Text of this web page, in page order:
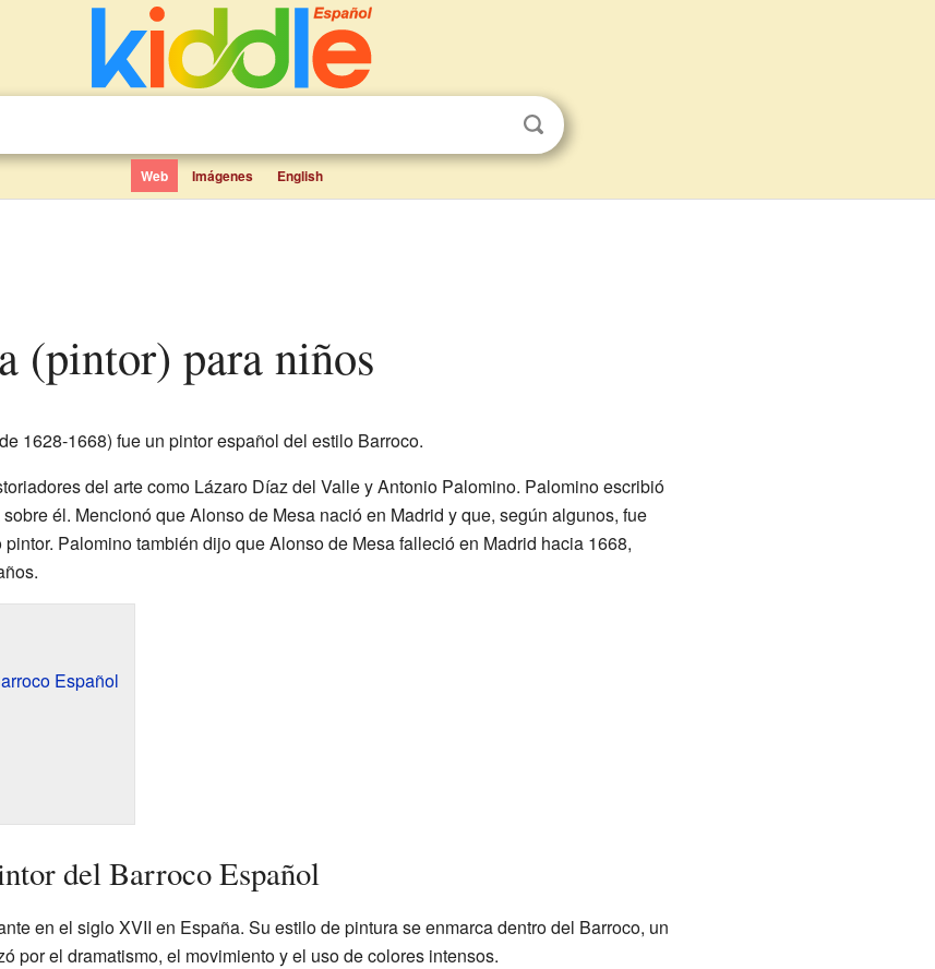
Web Imágenes English
(pintor) para niños
1628-1668) fue un pintor español del estilo Barroco.
del arte como Lázaro Díaz del Valle y Antonio Palomino. Palomino escribió
él. Mencionó que Alonso de Mesa nació en Madrid y que, según algunos, fue
pintor. Palomino también dijo que Alonso de Mesa falleció en Madrid hacia 1668,
Español
del Barroco Español
en el siglo XVII en España. Su estilo de pintura se enmarca dentro del Barroco, un
por el dramatismo, el movimiento y el uso de colores intensos.